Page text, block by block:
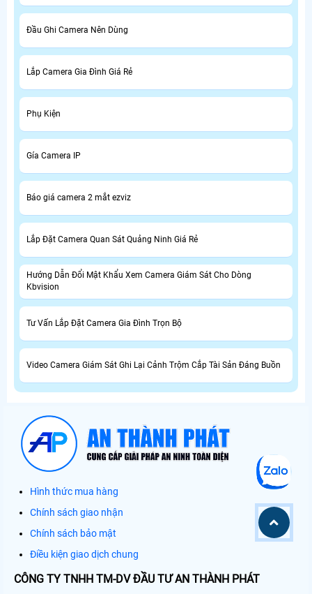
Đầu Ghi Camera Nên Dùng
Lắp Camera Gia Đình Giá Rẻ
Phụ Kiện
Gía Camera IP
Báo giá camera 2 mắt ezviz
Lắp Đặt Camera Quan Sát Quảng Ninh Giá Rẻ
Hướng Dẫn Đổi Mật Khẩu Xem Camera Giám Sát Cho Dòng
Kbvision
Tư Vấn Lắp Đặt Camera Gia Đình Trọn Bộ
Video Camera Giám Sát Ghi Lại Cảnh Trộm Cắp Tài Sản Đáng Buồn
Hình thức mua hàng
Chính sách giao nhận
Chính sách bảo mật
Điều kiện giao dịch chung
CÔNG TY TNHH TM-DV ĐẦU TƯ AN THÀNH PHÁT